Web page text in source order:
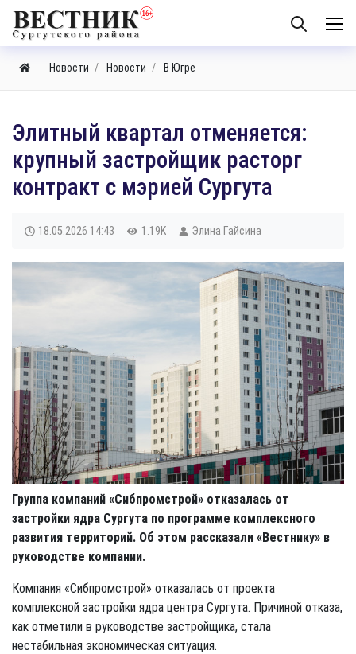
Новости Новости В Югре
Элитный квартал отменяется:
крупный застройщик расторг
контракт с мэрией Сургута
18.05.2026 14:43 1.19K Элина Гайсина
Группа компаний «Сибпромстрой» отказалась от
застройки ядра Сургута по программе комплексного
развития территорий. Об этом рассказали «Вестнику» в
руководстве компании.
Компания «Сибпромстрой» отказалась от проекта
комплексной застройки ядра центра Сургута. Причиной отказа,
как отметили в руководстве застройщика, стала
нестабильная экономическая ситуация.